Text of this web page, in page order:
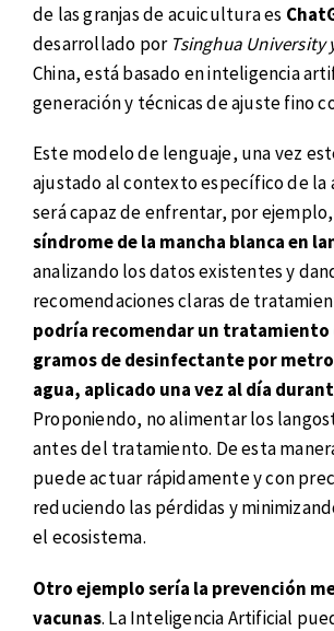
de las granjas de acuicultura es
desarrollado por Tsinghua University
China, está basado en inteligencia
generación y técnicas de ajuste fino
Este modelo de lenguaje, una vez
ajustado al contexto específico de
será capaz de enfrentar, por ejemplo,
síndrome de la mancha blanca en
analizando los datos existentes y
recomendaciones claras de
podría recomendar un tratamiento
gramos de desinfectante por
agua, aplicado una vez al día
Proponiendo, no alimentar los
antes del tratamiento. De esta
puede actuar rápidamente y con
reduciendo las pérdidas y
el ecosistema.
Otro ejemplo sería la prevención
vacunas. La Inteligencia Artificial